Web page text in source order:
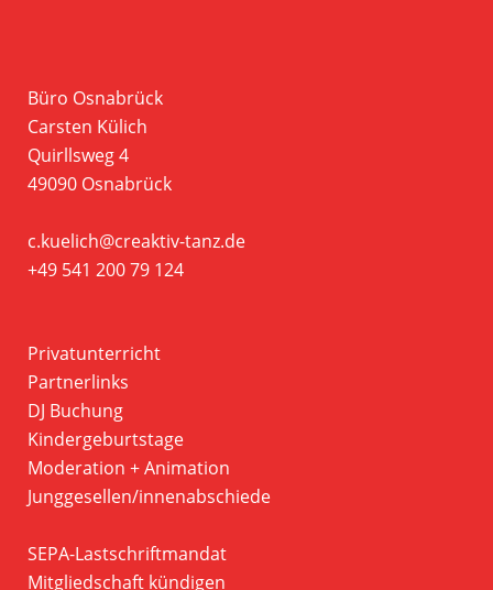
Büro Osnabrück
Carsten Külich
Quirllsweg 4
49090 Osnabrück
c.kuelich@creaktiv-tanz.de
+49 541 200 79 124
Privatunterricht
Partnerlinks
DJ Buchung
Kindergeburtstage
Moderation + Animation
Junggesellen/innenabschiede
SEPA-Lastschriftmandat
Mitgliedschaft kündigen